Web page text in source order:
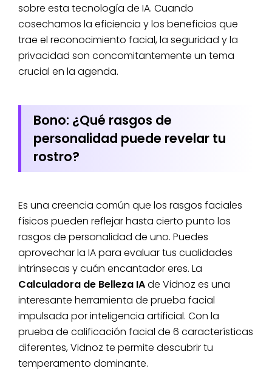
sobre esta tecnología de IA. Cuando
cosechamos la eficiencia y los beneficios que
trae el reconocimiento facial, la seguridad y la
privacidad son concomitantemente un tema
crucial en la agenda.
Bono: ¿Qué rasgos de
personalidad puede revelar tu
rostro?
Es una creencia común que los rasgos faciales
físicos pueden reflejar hasta cierto punto los
rasgos de personalidad de uno. Puedes
aprovechar la IA para evaluar tus cualidades
intrínsecas y cuán encantador eres. La
Calculadora de Belleza IAde Vidnoz es una
interesante herramienta de prueba facial
impulsada por inteligencia artificial. Con la
prueba de calificación facial de 6 características
diferentes, Vidnoz te permite descubrir tu
temperamento dominante.